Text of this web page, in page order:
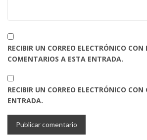
RECIBIR UN CORREO ELECTRÓNICO CON
COMENTARIOS A ESTA ENTRADA.
RECIBIR UN CORREO ELECTRÓNICO
ENTRADA.